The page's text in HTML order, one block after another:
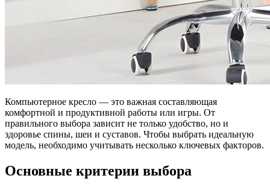
Компьютерное кресло — это важная составляющая
комфортной и продуктивной работы или игры. От
правильного выбора зависит не только удобство, но и
здоровье спины, шеи и суставов. Чтобы выбрать идеальную
модель, необходимо учитывать несколько ключевых факторов.
Основные критерии выбора